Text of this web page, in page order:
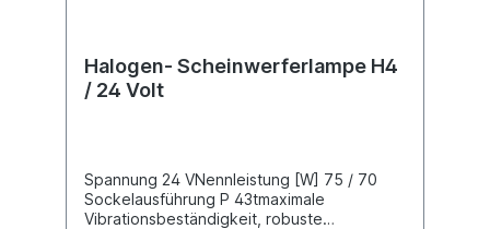
Halogen- Scheinwerferlampe H4
/ 24 Volt
Spannung 24 VNennleistung [W] 75 / 70
Sockelausführung P 43tmaximale
Vibrationsbeständigkeit, robuste